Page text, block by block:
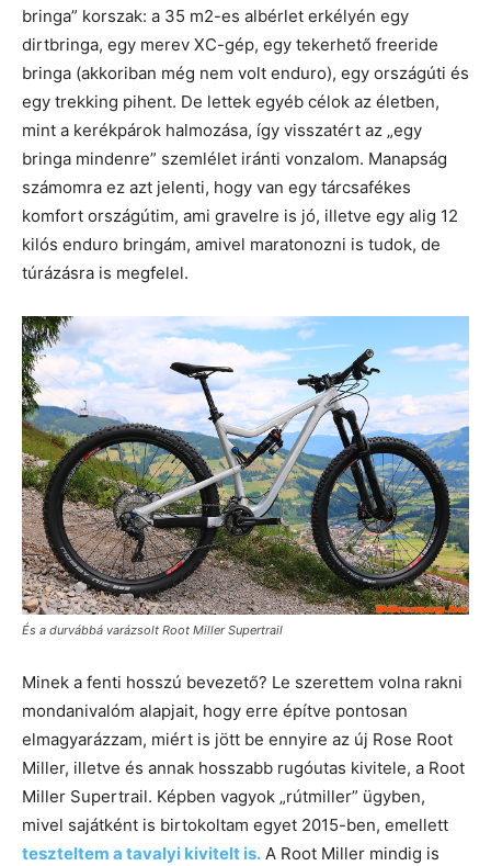
bringa” korszak: a 35 m2-es albérlet erkélyén egy
dirtbringa, egy merev XC-gép, egy tekerhető freeride
bringa (akkoriban még nem volt enduro), egy országúti és
egy trekking pihent. De lettek egyéb célok az életben,
mint a kerékpárok halmozása, így visszatért az „egy
bringa mindenre” szemlélet iránti vonzalom. Manapság
számomra ez azt jelenti, hogy van egy tárcsafékes
komfort országútim, ami gravelre is jó, illetve egy alig 12
kilós enduro bringám, amivel maratonozni is tudok, de
túrázásra is megfelel.
És a durvábbá varázsolt Root Miller Supertrail
Minek a fenti hosszú bevezető? Le szerettem volna rakni
mondanivalóm alapjait, hogy erre építve pontosan
elmagyarázzam, miért is jött be ennyire az új Rose Root
Miller, illetve és annak hosszabb rugóutas kivitele, a Root
Miller Supertrail. Képben vagyok „rútmiller” ügyben,
mivel sajátként is birtokoltam egyet 2015-ben, emellett
teszteltem a tavalyi kivitelt is. A Root Miller mindig is